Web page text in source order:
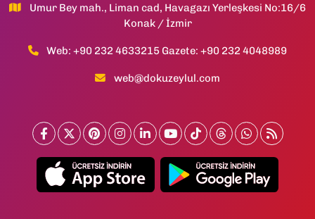
Umur Bey mah., Liman cad, Havagazı Yerleşkesi No:16/6
Konak / İzmir
Web: +90 232 4633215 Gazete: +90 232 4048989
web@dokuzeylul.com